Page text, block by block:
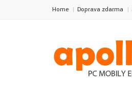
Home Doprava zdarma